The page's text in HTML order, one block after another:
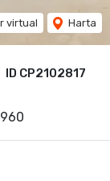
ID CP2102817
virtual Harta